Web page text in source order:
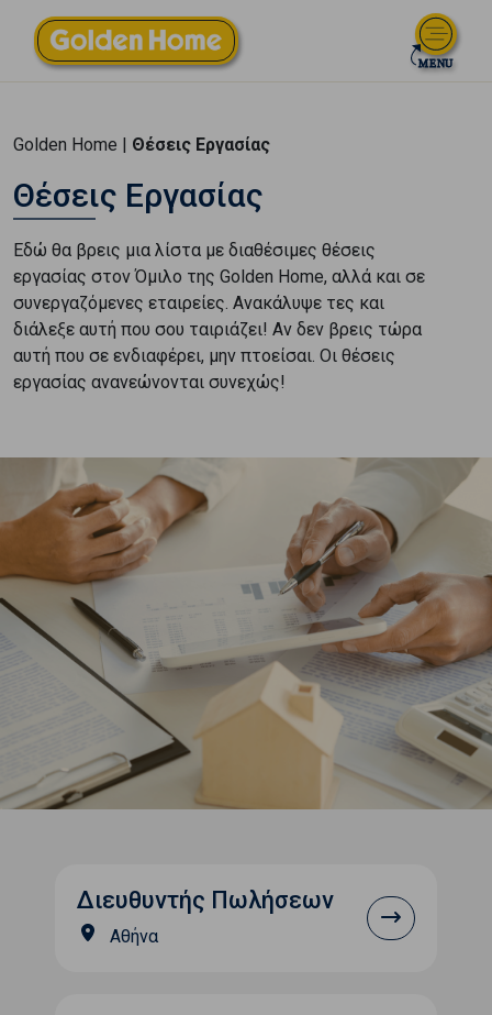
Golden Home | Θέσεις Εργασίας
Θέσεις Εργασίας
Εδώ θα βρεις μια λίστα με διαθέσιμες θέσεις
εργασίας στον Όμιλο της Golden Home, αλλά και σε
συνεργαζόμενες εταιρείες. Ανακάλυψε τες και
διάλεξε αυτή που σου ταιριάζει! Αν δεν βρεις τώρα
αυτή που σε ενδιαφέρει, μην πτοείσαι. Οι θέσεις
εργασίας ανανεώνονται συνεχώς!
Διευθυντής Πωλήσεων
Αθήνα